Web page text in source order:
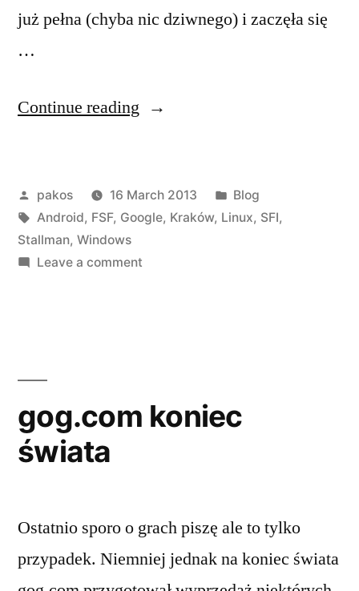
już pełna (chyba nic dziwnego) i zaczęła się
…
Continue reading “SFI,
Posted
by
pakos 16 March 2013
Posted
in
Blog
Tags:
Android, FSF, Google, Kraków, Linux, SFI,
Stallman, Windows
Leave a commenton
gog.com koniec
świata
Ostatnio sporo o grach piszę ale to tylko
przypadek. Niemniej jednak na koniec świata